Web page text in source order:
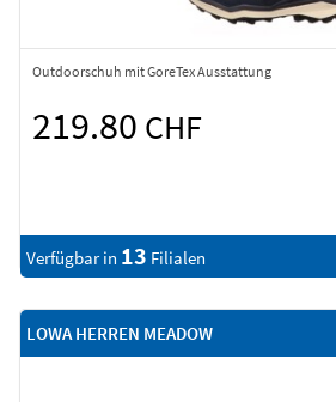
Outdoorschuh mit GoreTex Ausstattung
219.80 CHF
Verfügbar in 13 Filialen
LOWA HERREN MEADOW